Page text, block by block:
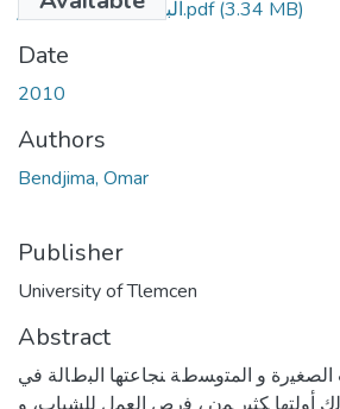
البطالة-بمنطقة-بشار.pdf(3.34 MB)
Date
2010
Authors
Bendjima, Omar
Publisher
University of Tlemcen
Abstract
ﻭ ﺍﻟﻤﺘﻭﺴﻁﺔ ﻨﺠﺎﻋﺘﻬﺎ ﺍﻟﺒﻁﺎﻟﺔ ﻓﻲ